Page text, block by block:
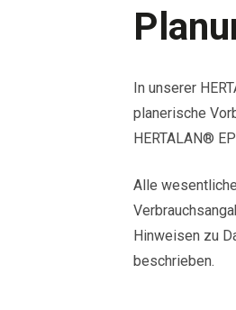
In unserer
planerische
HERTALAN®
Alle
Hinweisen zu
beschrieben.